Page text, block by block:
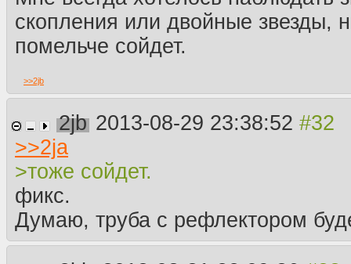
скопления или двойные звезды,
помельче сойдет.
>>2jb
2jb 2013-08-29 23:38:52
>>2ja
>тоже сойдет.
фикс.
Думаю, труба с рефлектором